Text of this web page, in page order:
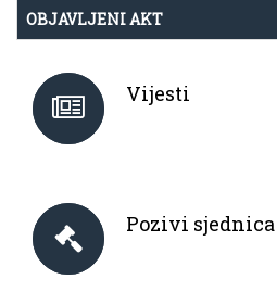
OBJAVLJENI AKT
Vijesti
Pozivi sjednica